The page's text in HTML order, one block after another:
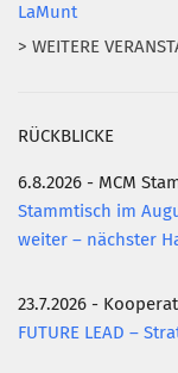
LaMunt
> WEITERE
RÜCKBLICKE
6.8.2026 - MCM
Stammtisch im
weiter – nächster
23.7.2026 -
FUTURE LEAD –